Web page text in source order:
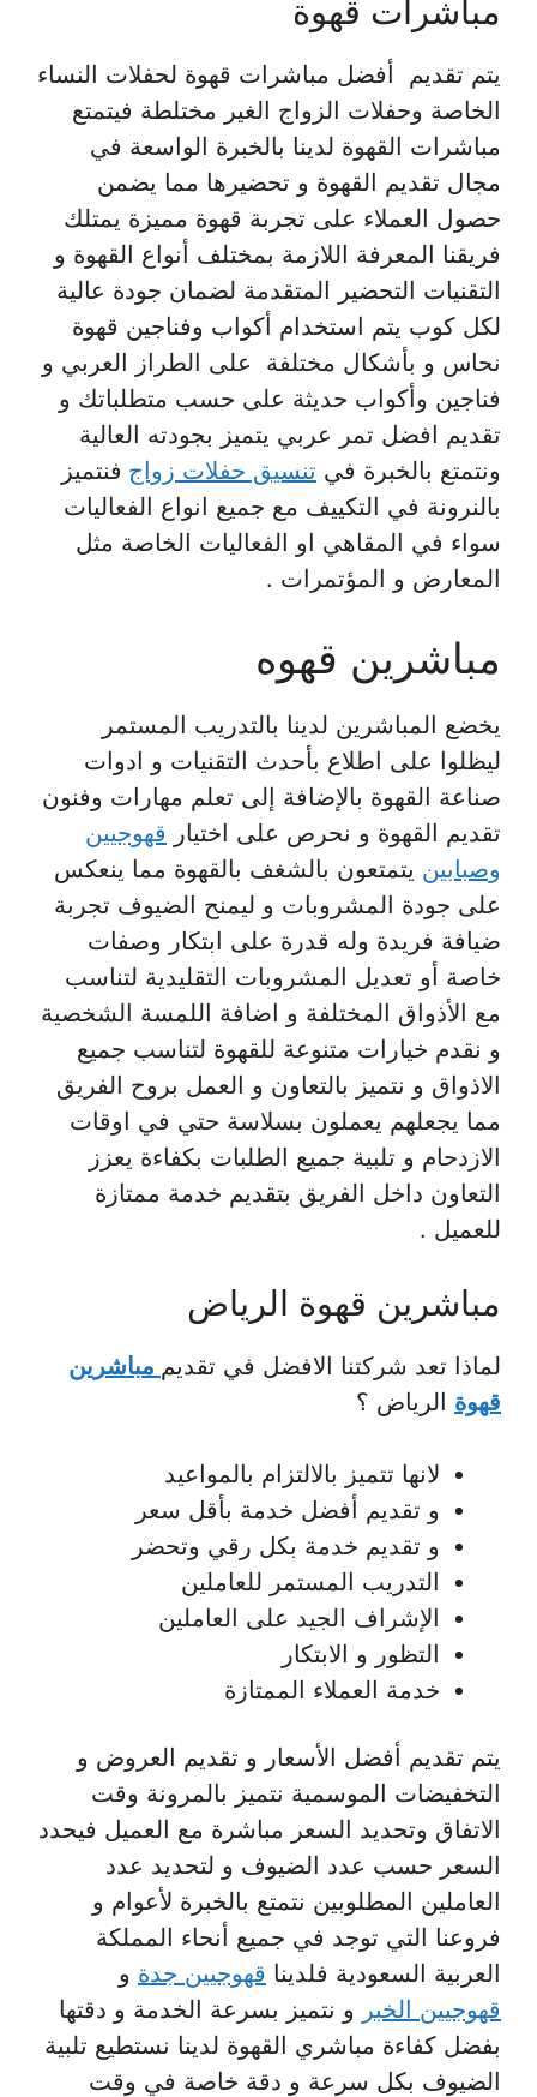
مباشرات قهوة
يتم تقديم أفضل مباشرات قهوة لحفلات النساء
الخاصة وحفلات الزواج الغير مختلطة فيتمتع
مباشرات القهوة لدينا بالخبرة الواسعة في
مجال تقديم القهوة و تحضيرها مما يضمن
حصول العملاء على تجربة قهوة مميزة يمتلك
فريقنا المعرفة اللازمة بمختلف أنواع القهوة و
التقنيات التحضير المتقدمة لضمان جودة عالية
لكل كوب يتم استخدام أكواب وفناجين قهوة
نحاس و بأشكال مختلفة على الطراز العربي و
فناجين وأكواب حديثة على حسب متطلباتك و
تقديم افضل تمر عربي يتميز بجودته العالية
ونتمتع بالخبرة في تنسيق حفلات زواج فنتميز
بالنرونة في التكييف مع جميع انواع الفعاليات
سواء في المقاهي او الفعاليات الخاصة مثل
المعارض و المؤتمرات .
مباشرين قهوه
يخضع المباشرين لدينا بالتدريب المستمر
ليظلوا على اطلاع بأحدث التقنيات و ادوات
صناعة القهوة بالإضافة إلى تعلم مهارات وفنون
تقديم القهوة و نحرص على اختيار قهوجيين
وصبابين يتمتعون بالشغف بالقهوة مما ينعكس
على جودة المشروبات و ليمنح الضيوف تجربة
ضيافة فريدة وله قدرة على ابتكار وصفات
خاصة أو تعديل المشروبات التقليدية لتناسب
مع الأذواق المختلفة و اضافة اللمسة الشخصية
و نقدم خيارات متنوعة للقهوة لتناسب جميع
الاذواق و نتميز بالتعاون و العمل بروح الفريق
مما يجعلهم يعملون بسلاسة حتي في اوقات
الازدحام و تلبية جميع الطلبات بكفاءة يعزز
التعاون داخل الفريق بتقديم خدمة ممتازة
للعميل .
مباشرين قهوة الرياض
لماذا تعد شركتنا الافضل في تقديم مباشرين
قهوة الرياض ؟
لانها تتميز بالالتزام بالمواعيد
و تقديم أفضل خدمة بأقل سعر
و تقديم خدمة بكل رقي وتحضر
التدريب المستمر للعاملين
الإشراف الجيد على العاملين
التظور و الابتكار
خدمة العملاء الممتازة
يتم تقديم أفضل الأسعار و تقديم العروض و
التخفيضات الموسمية نتميز بالمرونة وقت
الاتفاق وتحديد السعر مباشرة مع العميل فيحدد
السعر حسب عدد الضيوف و لتحديد عدد
العاملين المطلوبين نتمتع بالخبرة لأعوام و
فروعنا التي توجد في جميع أنحاء المملكة
العربية السعودية فلدينا قهوجيين جدة و
قهوجيين الخبر و نتميز بسرعة الخدمة و دقتها
بفضل كفاءة مباشري القهوة لدينا نستطيع تلبية
الضيوف بكل سرعة و دقة خاصة في وقت